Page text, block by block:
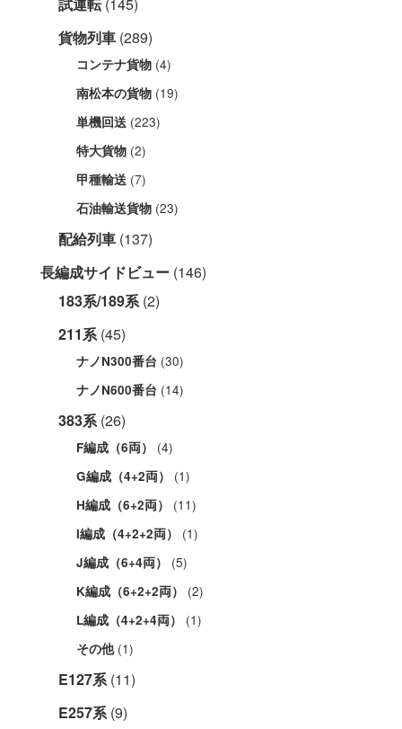
貨物列車 (289)
コンテナ貨物 (4)
南松本の貨物 (19)
単機回送 (223)
特大貨物 (2)
甲種輸送 (7)
石油輸送貨物 (23)
配給列車 (137)
長編成サイドビュー (146)
183系/189系(2)
211系(45)
ナノN300番台 (30)
ナノN600番台 (14)
383系(26)
F編成（6両） (4)
G編成（4+2両） (1)
H編成（6+2両） (11)
I編成（4+2+2両） (1)
J編成（6+4両） (5)
K編成（6+2+2両） (2)
L編成（4+2+4両） (1)
その他(1)
E127系(11)
E257系(9)